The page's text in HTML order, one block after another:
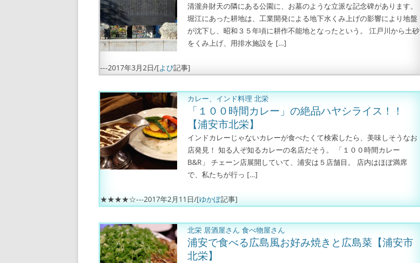
清瀧弁財天の隣にある公園に、お墓のような立派な記念碑があります。
堀江にあった耕地は、工業開発による地下水くみ上げの影響により地盤
が沈下し、昭和３５年頃に耕作不能地となったという。 江戸川から土砂
をくみ上げ、用排水施設を […]
---2017年3月2日/[よぴ記事]
カレー、インド料理 北栄
「１００時間カレー」の絶品ハヤシライス！！
【浦安市北栄】
インドカレーじゃないカレーが食べたくて検索したら、美味しそうなお
店発見！ 知る人ぞ知るカレーの名店だそう。 「１００時間カレー
B&R」 チェーン店展開していて、浦安は５店舗目。 店内はほぼ満席
で、私たちが行っ […]
★★★★☆---2017年2月11日/[ゆかぽ記事]
北栄 居酒屋さん 食べ物屋さん
浦安で食べる広島風お好み焼きと広島菜【浦安市
北栄】